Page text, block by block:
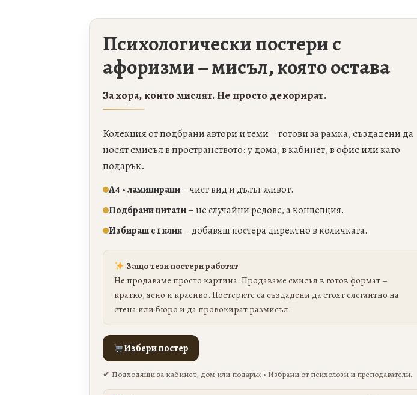
Психологически постери с
афоризми – мисъл, която остава
За хора, които мислят. Не просто декорират.
Колекция от подбрани автори и теми – готови за рамка, създадени да
носят смисъл в пространството: у дома, в кабинет, в офис или като
подарък.
А4 • ламинирани– чист вид и дълъг живот.
Подбрани цитати– не случайни редове, а концепция.
Избираш с 1 клик– добавяш постера директно в количката.
Защо тези постери работят
Не продаваме просто картина. Продаваме смисъл в готов формат –
кратко, ясно и красиво. Постерите са създадени да стоят елегантно на
стена или бюро и да провокират размисъл.
Избери постер
✔ Подходящи за кабинет, дом или подарък • Избрани от психолози и преподаватели.